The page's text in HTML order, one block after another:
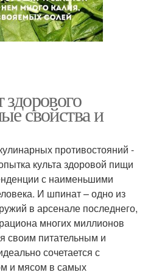
свойства и
противостояний -
культа здоровой пищи
с наименьшими
И шпинат – одно из
в арсенале последнего,
многих миллионов
своим питательным и
сочетается с
и мясом в самых